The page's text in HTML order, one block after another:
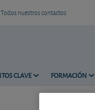
Todos nuestros contactos
CLAVE FORMACIÓN